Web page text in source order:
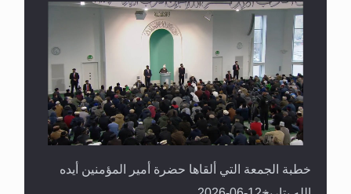
خطبة الجمعة التي ألقاها حضرة أمير المؤمنين أيده